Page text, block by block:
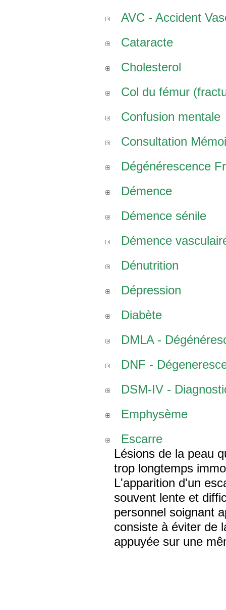
AVC - Accident
Cataracte
Cholesterol
Col du fémur
Confusion mentale
Consultation
Dégénérescence
Démence
Démence sénile
Démence
Dénutrition
Dépression
Diabète
DMLA -
DNF -
DSM-IV -
Emphysème
Escarre
Lésions de la peau
trop longtemps
L'apparition d'un
souvent lente et
personnel soignant
consiste à éviter de
appuyée sur une